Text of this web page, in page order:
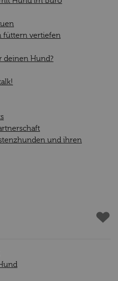
füttern vertiefen
deinen Hund?
und ihren